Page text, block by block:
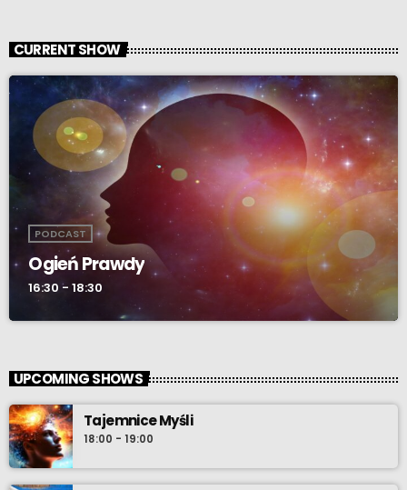
CURRENT SHOW
PODCAST
Ogień Prawdy
16:30 - 18:30
UPCOMING SHOWS
Tajemnice Myśli
18:00 - 19:00